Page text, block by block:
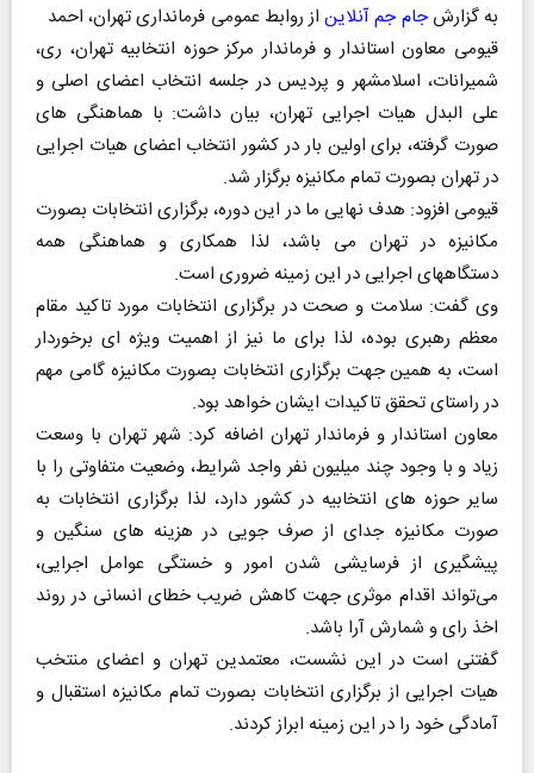
به گزارشجام جم آنلایناز روابط عمومی فرمانداری تهران، احمد
قیومی معاون استاندار و فرماندار مرکز حوزه انتخابیه تهران، ری،
شمیرانات، اسلامشهر و پردیس در جلسه انتخاب اعضای اصلی و
علی البدل هیات اجرایی تهران، بیان داشت: با هماهنگی های
صورت گرفته، برای اولین بار در کشور انتخاب اعضای هیات اجرایی
در تهران بصورت تمام مکانیزه برگزار شد.
قیومی افزود: هدف نهایی ما در این دوره، برگزاری انتخابات بصورت
مکانیزه در تهران می باشد، لذا همکاری و هماهنگی همه
دستگاههای اجرایی در این زمینه ضروری است.
وی گفت: سلامت و صحت در برگزاری انتخابات مورد تاکید مقام
معظم رهبری بوده، لذا برای ما نیز از اهمیت ویژه ای برخوردار
است، به همین جهت برگزاری انتخابات بصورت مکانیزه گامی مهم
در راستای تحقق تاکیدات ایشان خواهد بود.
معاون استاندار و فرماندار تهران اضافه کرد: شهر تهران با وسعت
زیاد و با وجود چند میلیون نفر واجد شرایط، وضعیت متفاوتی را با
سایر حوزه های انتخابیه در کشور دارد، لذا برگزاری انتخابات به
صورت مکانیزه جدای از صرف جویی در هزینه های سنگین و
پیشگیری از فرسایشی شدن امور و خستگی عوامل اجرایی،
می‌تواند اقدام موثری جهت کاهش ضریب خطای انسانی در روند
اخذ رای و شمارش آرا باشد.
گفتنی است در این نشست، معتمدین تهران و اعضای منتخب
هیات اجرایی از برگزاری انتخابات بصورت تمام مکانیزه استقبال و
آمادگی خود را در این زمینه ابراز کردند.